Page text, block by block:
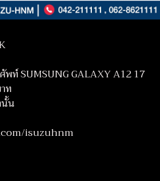
ท์ SUMSUNG GALAXY A12 17
ท
นั้น
isuzuhnm